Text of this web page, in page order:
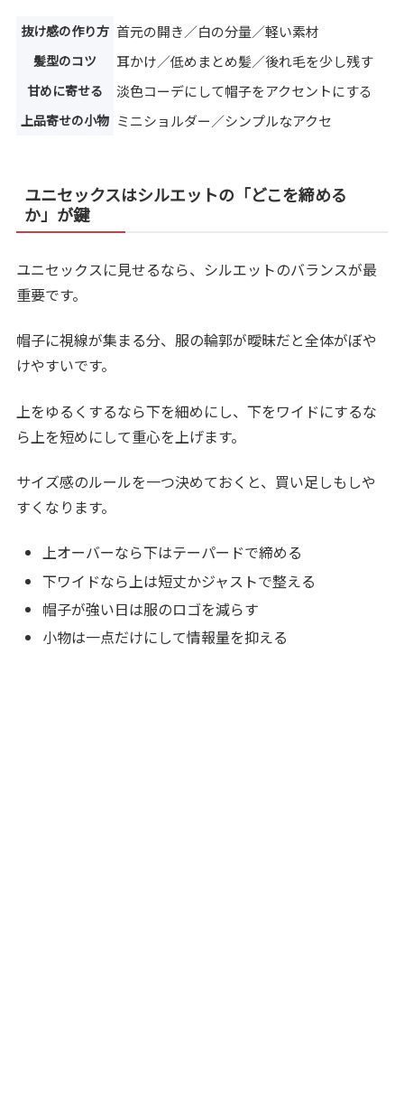
抜け感の作り方 首元の開き／白の分量／軽い素材
髪型のコツ 耳かけ／低めまとめ髪／後れ毛を少し残す
甘めに寄せる 淡色コーデにして帽子をアクセントにする
上品寄せの小物 ミニショルダー／シンプルなアクセ
ユニセックスはシルエットの「どこを締める
か」が鍵
ユニセックスに見せるなら、シルエットのバランスが最
重要です。
帽子に視線が集まる分、服の輪郭が曖昧だと全体がぼや
けやすいです。
上をゆるくするなら下を細めにし、下をワイドにするな
ら上を短めにして重心を上げます。
サイズ感のルールを一つ決めておくと、買い足しもしや
すくなります。
上オーバーなら下はテーパードで締める
下ワイドなら上は短丈かジャストで整える
帽子が強い日は服のロゴを減らす
小物は一点だけにして情報量を抑える